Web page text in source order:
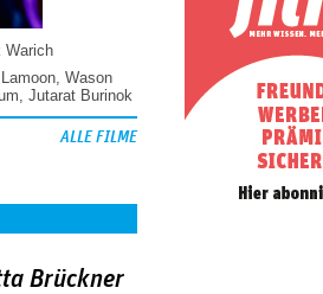
Warich
Wason
Jutarat Burinok
ALLE FILME
Brückner